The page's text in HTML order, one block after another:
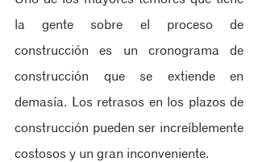
la gente sobre el proceso de
construcción es un cronograma de
construcción que se extiende en
demasía. Los retrasos en los plazos de
construcción pueden ser increíblemente
costosos y un gran inconveniente.